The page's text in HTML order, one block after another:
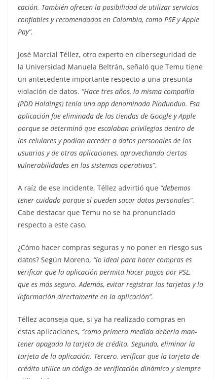
cación. También ofrecen la posibilidad de utilizar servicios
confiables y re­comendados en Colom­bia, como PSE y Apple
Pay”.
José Marcial Téllez, otro experto en ciberseguri­dad de
la Universidad Manuela Beltrán, señaló que Temu tiene
un antecedente im­portante respecto a una presunta
vio­lación de datos. “Hace tres años, la misma compañía
(PDD Holdings) te­nía una app denominada Pinduoduo. Esa
aplicación fue eliminada de las tiendas de Google y Apple
porque se determinó que escalaban privilegios dentro de
los celulares y podían ac­ceder a datos personales de los
usua­rios y de otras aplicaciones, aprove­chando ciertas
vulnerabilidades en los sistemas operativos”.
A raíz de ese incidente, Téllez advirtió que “de­bemos
tener cuidado porque sí pueden sacar datos personales”.
Cabe destacar que Temu no se ha pronunciado
respecto a este caso.
¿Cómo hacer compras seguras y no poner en riesgo sus
datos? Según Moreno, “lo ideal para hacer compras es
verifi­car que la aplicación permita hacer pagos por PSE,
que es más seguro. Además, evitar registrar las tarjetas y la
información directamente en la aplicación”.
Téllez aconseja que, si ya ha reali­zado compras en
estas aplicaciones, “como primera medida debería man­
tener apagada la tarjeta de crédito. Segundo, eliminar la
tarjeta de la aplicación. Tercero, verificar que la tarjeta de
crédito utilice un código de verificación dinámico y siempre